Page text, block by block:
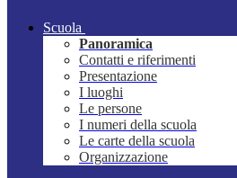
Scuola
Panoramica
Contatti e riferimenti
Presentazione
I luoghi
Le persone
I numeri della scuola
Le carte della scuola
Organizzazione